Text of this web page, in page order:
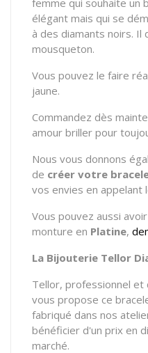
élégant mais qui se
à des diamants noirs.
mousqueton.
Vous pouvez le faire
jaune.
Commandez dès
amour briller pour
Nous vous donnons
de créer votre
vos envies en appelant
Vous pouvez aussi
monture en Platine,
La Bijouterie Tellor
Tellor, professionnel et
vous propose ce
fabriqué dans nos
bénéficier d'un prix en
marché.